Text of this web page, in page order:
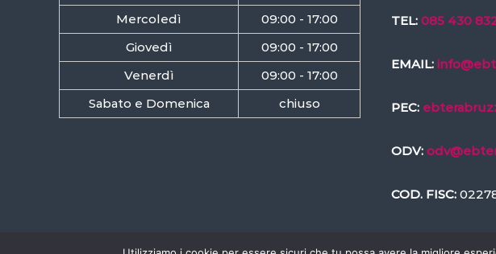
Mercoledì
09:00 - 17:00
Giovedì
09:00 - 17:00
Venerdì
09:00 - 17:00
Sabato e Domenica
chiuso
TEL: 085 430
EMAIL:
PEC:
ODV:
COD. FISC: